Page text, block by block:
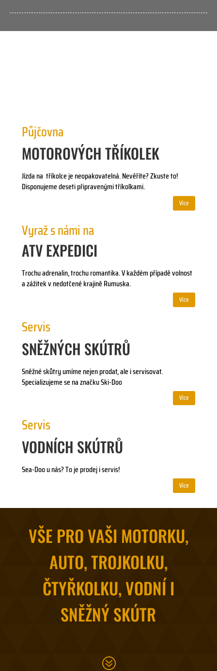
Půjčovna
MOTOROVÝCH TŘÍKOLEK
Jízda na tříkolce je neopakovatelná. Nevěříte? Zkuste to!
Disponujeme deseti připravenými tříkolkami.
Více
Vyraž s námi na
ATV EXPEDICI
Trochu adrenalin, trochu romantika. V každém případě volnost
a zážitek v nedotčené krajině Rumuska.
Více
Servis
SNĚŽNÝCH SKÚTRŮ
Sněžné skůtry umíme nejen prodat, ale i servisovat.
Specializujeme se na značku Ski-Doo
Více
Servis
VODNÍCH SKÚTRŮ
Sea-Doo u nás? To je prodej i servis!
Více
VŠE PRO VAŠI MOTORKU,
AUTO, TROJKOLKU,
ČTYŘKOLKU, VODNÍ I
SNĚŽNÝ SKÚTR
?